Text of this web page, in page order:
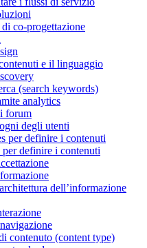
co-progettazione
e il linguaggio
(search keywords)
analytics
forum
degli utenti
per definire i contenuti
per definire i contenuti
dell’informazione
contenuto (content type)